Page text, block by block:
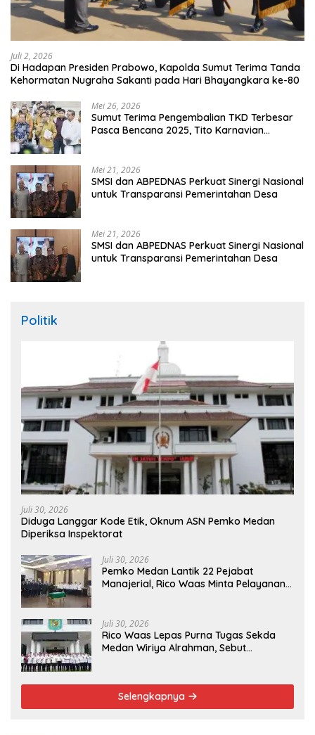
Juli 2, 2026
Di Hadapan Presiden Prabowo, Kapolda Sumut Terima Tanda
Kehormatan Nugraha Sakanti pada Hari Bhayangkara ke-80
Mei 26, 2026
Sumut Terima Pengembalian TKD Terbesar
Pasca Bencana 2025, Tito Karnavian
Mei 21, 2026
SMSI dan ABPEDNAS Perkuat Sinergi Nasional
untuk Transparansi Pemerintahan Desa
Mei 21, 2026
SMSI dan ABPEDNAS Perkuat Sinergi Nasional
untuk Transparansi Pemerintahan Desa
Politik
Juli 30, 2026
Diduga Langgar Kode Etik, Oknum ASN Pemko Medan
Diperiksa Inspektorat
Juli 30, 2026
Pemko Medan Lantik 22 Pejabat
Manajerial, Rico Waas Minta Pelayanan
Juli 30, 2026
Rico Waas Lepas Purna Tugas Sekda
Medan Wiriya Alrahman, Sebut
Selengkapnya